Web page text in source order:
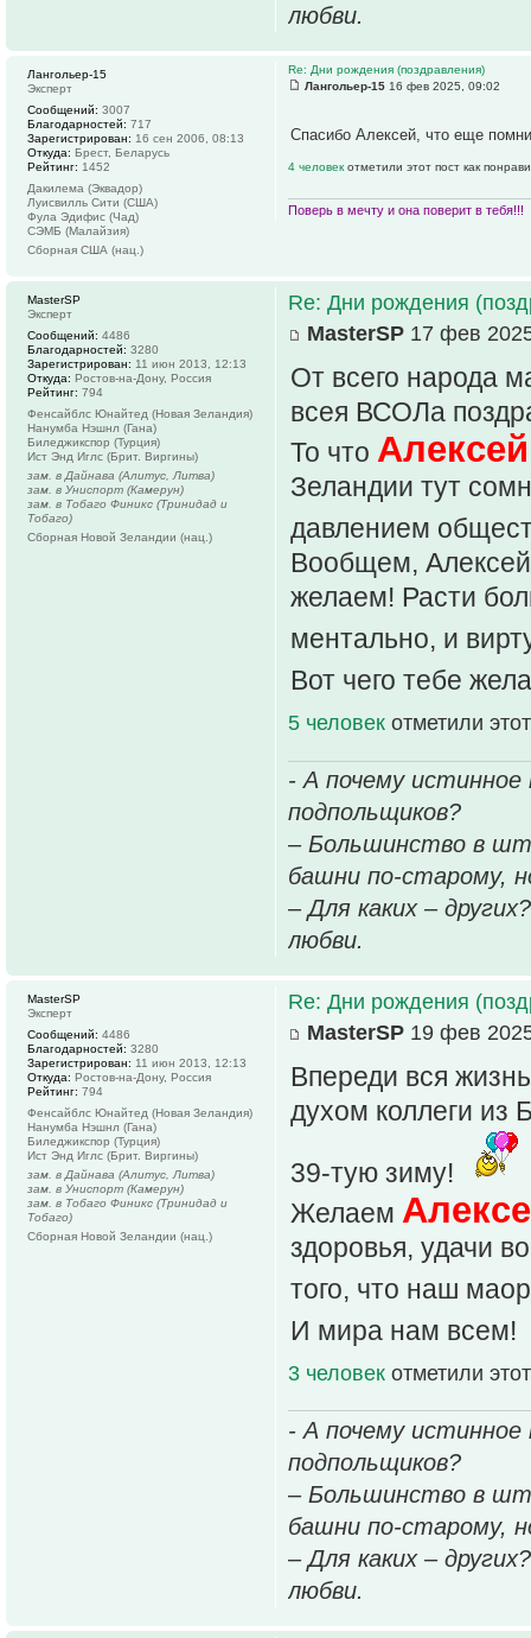
любви.
Re: Дни рождения (поздравления)
Лангольер-15 16 фев 2025, 09:02
Спасибо Алексей, что еще
4 человек отметили этот пост как
Поверь в мечту и она поверит в тебя!!!
Лангольер-15
Эксперт
Сообщений: 3007
Благодарностей: 717
Зарегистрирован: 16 сен 2006, 08:13
Откуда: Брест, Беларусь
Рейтинг: 1452
Дакилема (Эквадор)
Луисвилль Сити (США)
Фула Эдифис (Чад)
СЭМБ (Малайзия)
Сборная США (нац.)
Re: Дни рождения
MasterSP 17 фев
От всего народа
всея ВСОЛа
То что
Зеландии тут
давлением
Вообщем,
желаем! Расти
ментально, и
Вот чего тебе
5 человек отметили
- А почему
подпольщиков?
– Большинство в
башни по-старому,
– Для каких –
любви.
MasterSP
Эксперт
Сообщений: 4486
Благодарностей: 3280
Зарегистрирован: 11 июн 2013, 12:13
Откуда: Ростов-на-Дону, Россия
Рейтинг: 794
Фенсайблс Юнайтед (Новая Зеландия)
Нанумба Нэшнл (Гана)
Биледжикспор (Турция)
Ист Энд Иглс (Брит. Виргины)
зам. в Дайнава (Алитус, Литва)
зам. в Униспорт (Камерун)
зам. в Тобаго Финикс (Тринидад и
Тобаго)
Сборная Новой Зеландии (нац.)
Re: Дни рождения
MasterSP 19 фев
Впереди вся
духом коллеги из
39-тую зиму!
Желаем
здоровья, удачи
того, что наш
И мира нам всем!
3 человек отметили
- А почему
подпольщиков?
– Большинство в
башни по-старому,
– Для каких –
любви.
MasterSP
Эксперт
Сообщений: 4486
Благодарностей: 3280
Зарегистрирован: 11 июн 2013, 12:13
Откуда: Ростов-на-Дону, Россия
Рейтинг: 794
Фенсайблс Юнайтед (Новая Зеландия)
Нанумба Нэшнл (Гана)
Биледжикспор (Турция)
Ист Энд Иглс (Брит. Виргины)
зам. в Дайнава (Алитус, Литва)
зам. в Униспорт (Камерун)
зам. в Тобаго Финикс (Тринидад и
Тобаго)
Сборная Новой Зеландии (нац.)